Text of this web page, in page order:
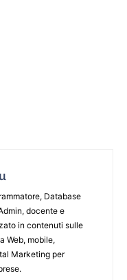
Database
docente e
in contenuti sulle
Web, mobile,
Marketing per